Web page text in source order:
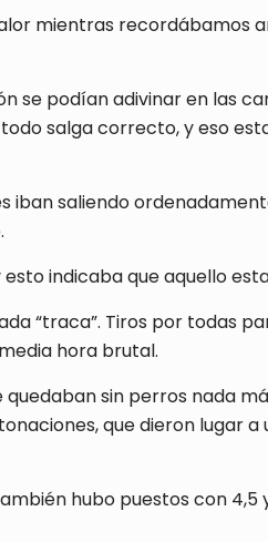
mientras recordábamos
se podían adivinar en las
salga correcto, y eso
iban saliendo
indicaba que aquello
“traca”. Tiros por todas
hora brutal.
sin perros nada
que dieron lugar a
hubo puestos con